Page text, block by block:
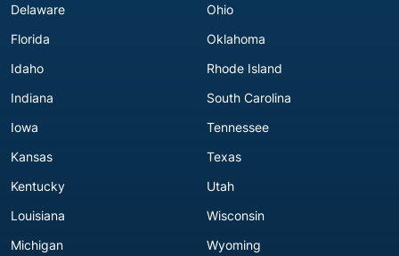
Delaware
Florida
Idaho
Indiana
Iowa
Kansas
Kentucky
Louisiana
Michigan
Ohio
Oklahoma
Rhode Island
South Carolina
Tennessee
Texas
Utah
Wisconsin
Wyoming